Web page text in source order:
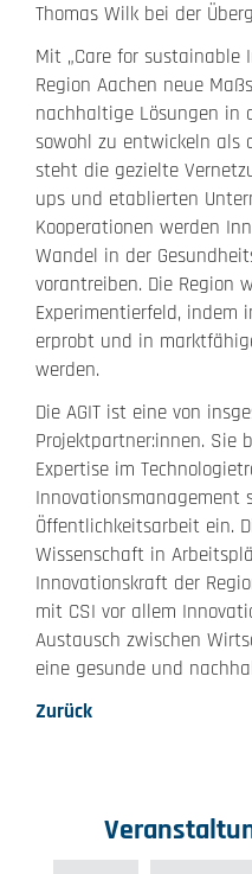
Thomas Wilk bei der
Mit „Care for sustainable
Region Aachen neue
nachhaltige Lösungen in
sowohl zu entwickeln als
steht die gezielte
ups und etablierten
Kooperationen werden
Wandel in der
vorantreiben. Die Region
Experimentierfeld, indem
erprobt und in
werden.
Die AGIT ist eine von
Projektpartner:innen. Sie
Expertise im
Innovationsmanagement
Öffentlichkeitsarbeit ein.
Wissenschaft in
Innovationskraft der
mit CSI vor allem
Austausch zwischen
eine gesunde und
Zurück